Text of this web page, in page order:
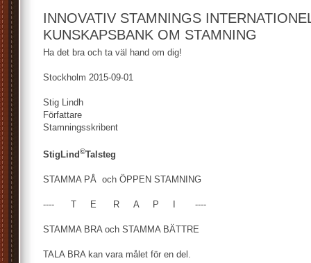
INNOVATIV STAMNINGS
KUNSKAPSBANK OM STAMNING
Ha det bra och ta väl hand om dig!
Stockholm 2015-09-01
Stig Lindh
Författare
Stamningsskribent
StigLind©Talsteg
STAMMA PÅ och ÖPPEN STAMNING
---- T E R A P I ----
STAMMA BRA och STAMMA BÄTTRE
TALA BRA kan vara målet för en del.